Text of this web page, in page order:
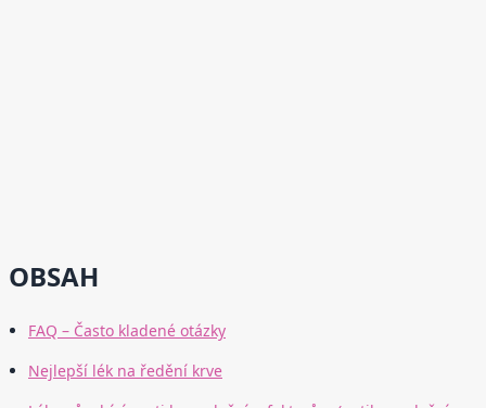
OBSAH
FAQ – Často kladené otázky
Nejlepší lék na ředění krve